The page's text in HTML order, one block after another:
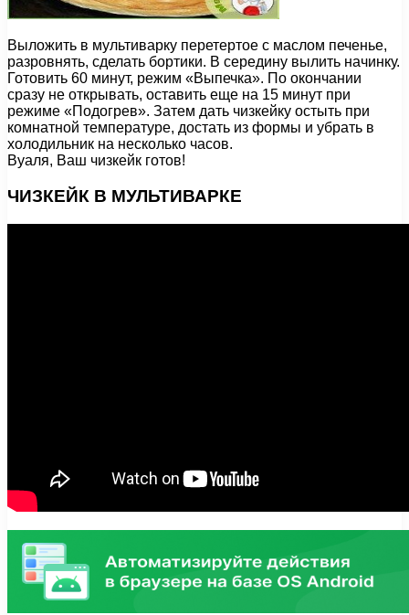
Выложить в мультиварку перетертое с маслом печенье,
разровнять, сделать бортики. В середину вылить начинку.
Готовить 60 минут, режим «Выпечка». По окончании
сразу не открывать, оставить еще на 15 минут при
режиме «Подогрев». Затем дать чизкейку остыть при
комнатной температуре, достать из формы и убрать в
холодильник на несколько часов.
Вуаля, Ваш чизкейк готов!
ЧИЗКЕЙК В МУЛЬТИВАРКЕ